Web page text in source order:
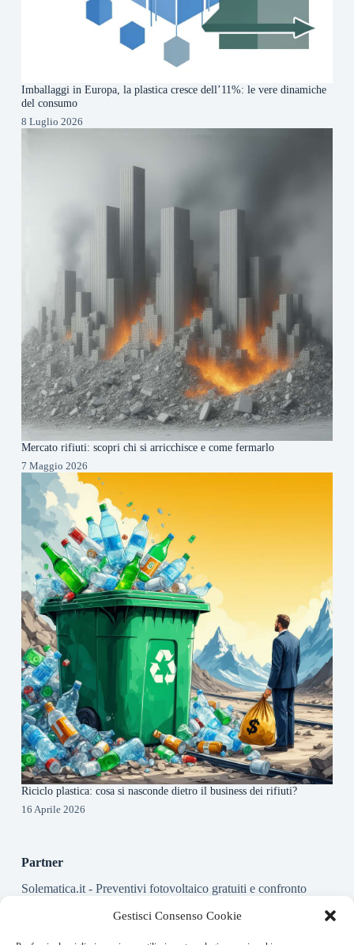
Gestisci Consenso Cookie
Imballaggi in Europa, la plastica cresce dell’11%: le vere dinamiche
del consumo
8 Luglio 2026
Mercato rifiuti: scopri chi si arricchisce e come fermarlo
7 Maggio 2026
Riciclo plastica: cosa si nasconde dietro il business dei rifiuti?
16 Aprile 2026
Partner
Solematica.it- Preventivi fotovoltaico gratuiti e confronto